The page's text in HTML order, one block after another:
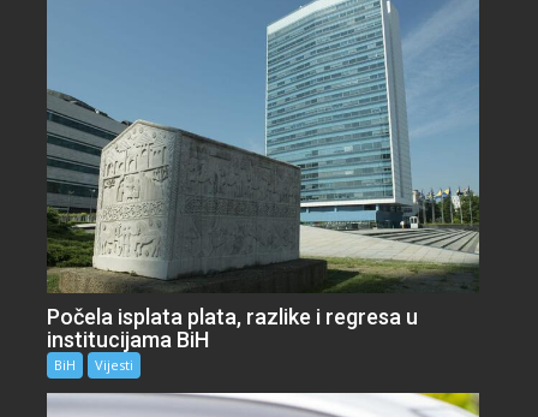
Počela isplata plata, razlike i regresa u
institucijama BiH
BiH Vijesti